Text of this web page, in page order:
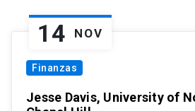
14 NOV
Finanzas
Jesse Davis, University of